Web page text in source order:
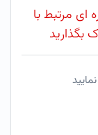
ای مرتبط با
بگذارید